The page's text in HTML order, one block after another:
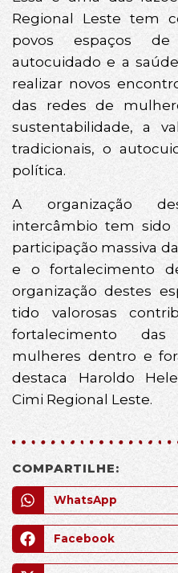
Regional Leste tem
povos espaços
autocuidado e a
realizar novos
das redes de
sustentabilidade, a
tradicionais, o
política.
A organização
intercâmbio tem sido
participação massiva
e o fortalecimento
organização destes
tido valorosas
fortalecimento
mulheres dentro e
destaca Haroldo
Cimi Regional Leste.
COMPARTILHE:
WhatsApp
Facebook